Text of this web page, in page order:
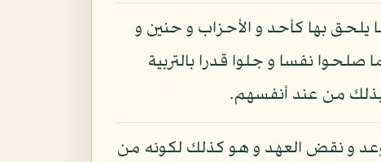
يلحق بها كأحد و الأحزاب و حنين و
صلحوا نفسا و جلوا قدرا بالتربية
بذلك من عند أنفسهم.
و نقض العهد و هو كذلك لكونه من